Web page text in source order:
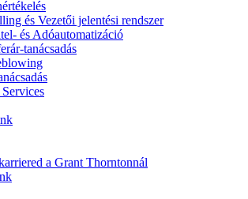
és Vezetői jelentési rendszer
és Adóautomatizáció
tanácsadás
a Grant Thorntonnál